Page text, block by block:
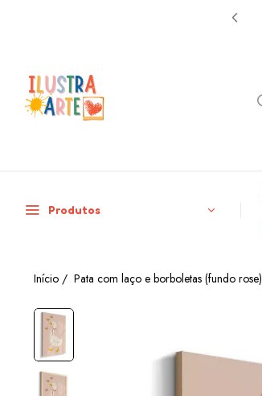
Produtos
Início / Pata com laço e borboletas (fundo rose)